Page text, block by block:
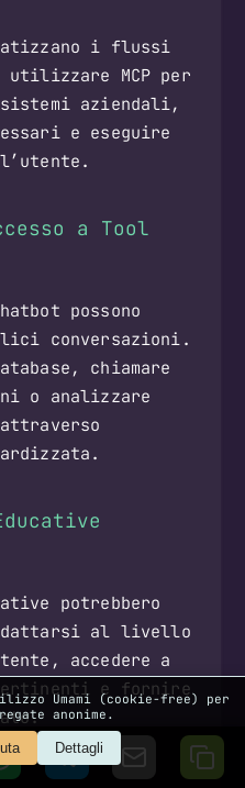
i flussi
MCP per
aziendali,
e eseguire
a Tool
possono
conversazioni.
chiamare
o analizzare
potrebbero
al livello
accedere a
e fornire
Umami (cookie-free) per
anonime.
Dettagli